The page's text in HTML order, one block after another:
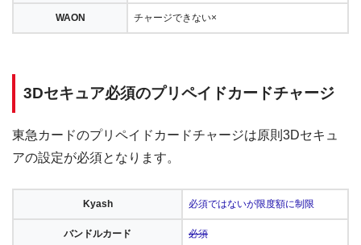
WAON チャージできない×
3Dセキュア必須のプリペイドカードチャージ
東急カードのプリペイドカードチャージは原則3Dセキュ
アの設定が必須となります。
Kyash 必須ではないが限度額に制限
バンドルカード 必須